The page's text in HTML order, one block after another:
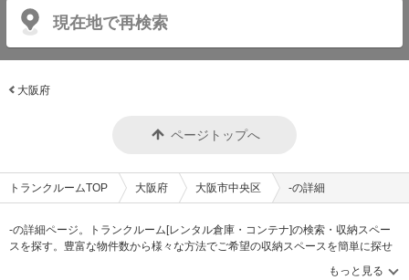
現在地で再検索
大阪府
ページトップへ
トランクルームTOP 大阪府 大阪市中央区 -の詳細
-の詳細ページ。トランクルーム[レンタル倉庫・コンテナ]の検索・収納スペー
スを探す。豊富な物件数から様々な方法でご希望の収納スペースを簡単に探せ
るトランクルーム情報サイトです。-の住所・最寄りの駅、物件タイプのご紹介